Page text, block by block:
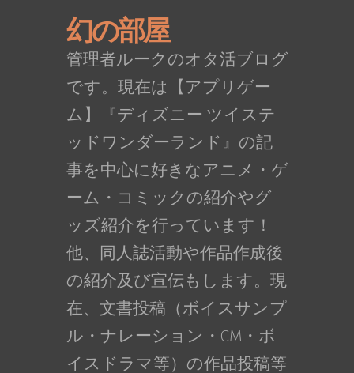
幻の部屋
管理者ルークのオタ活ブログ
です。現在は【アプリゲー
ム】『ディズニー ツイステ
ッドワンダーランド』の記
事を中心に好きなアニメ・ゲ
ーム・コミックの紹介やグ
ッズ紹介を行っています！
他、同人誌活動や作品作成後
の紹介及び宣伝もします。現
在、文書投稿（ボイスサンプ
ル・ナレーション・CM・ボ
イスドラマ等）の作品投稿等